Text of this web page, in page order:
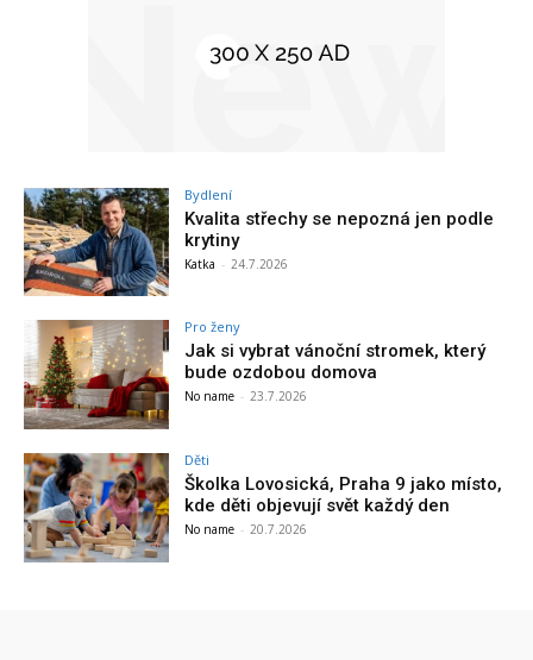
Bydlení
Kvalita střechy se nepozná jen podle
krytiny
Katka - 24.7.2026
Pro ženy
Jak si vybrat vánoční stromek, který
bude ozdobou domova
No name - 23.7.2026
Děti
Školka Lovosická, Praha 9 jako místo,
kde děti objevují svět každý den
No name - 20.7.2026